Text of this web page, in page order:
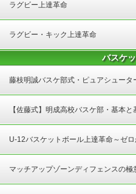
ラグビー上達革命
ラグビー・キック上達革命
バスケ
藤枝明誠バスケ部式・ピュアシュー
ーに打ち勝つシュートの決め方～
【佐藤式】明成高校バスケ部・基本
ェンス 」
U-12バスケットボール上達革命～ゼ
する方法～
マッチアップゾーンディフェンスの